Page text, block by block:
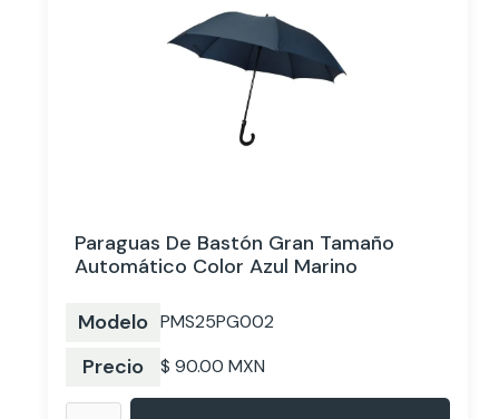
Paraguas De Bastón Gran Tamaño
Automático Color Azul Marino
Modelo PMS25PG002
Precio $ 90.00 MXN